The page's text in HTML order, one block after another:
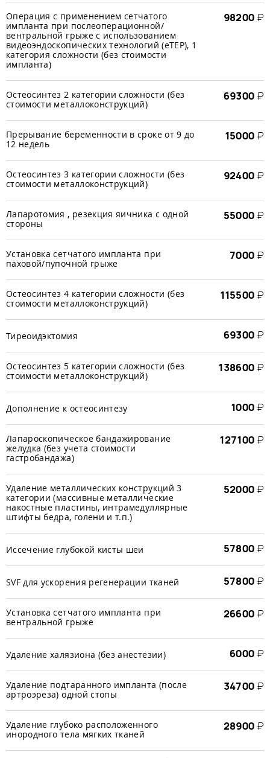
Операция с применением сетчатого
импланта при послеоперационной/
вентральной грыже с использованием
видеоэндоскопических технологий (еТЕР), 1
категория сложности (без стоимости
импланта)
98200 ₽
Остеосинтез 2 категории сложности (без
стоимости металлоконструкций)
69300 ₽
Прерывание беременности в сроке от 9 до
12 недель
15000 ₽
Остеосинтез 3 категории сложности (без
стоимости металлоконструкций)
92400 ₽
Лапаротомия , резекция яичника с одной
стороны
55000 ₽
Установка сетчатого импланта при
паховой/пупочной грыже
7000 ₽
Остеосинтез 4 категории сложности (без
стоимости металлоконструкций)
115500 ₽
Тиреоидэктомия 69300 ₽
Остеосинтез 5 категории сложности (без
стоимости металлоконструкций)
138600 ₽
Дополнение к остеосинтезу 1000 ₽
Лапароскопическое бандажирование
желудка (без учета стоимости
гастробандажа)
127100 ₽
Удаление металлических конструкций 3
категории (массивные металлические
накостные пластины, интрамедуллярные
штифты бедра, голени и т.п.)
52000 ₽
Иссечение глубокой кисты шеи 57800 ₽
SVF для ускорения регенерации тканей 57800 ₽
Установка сетчатого импланта при
вентральной грыже
26600 ₽
Удаление халязиона (без анестезии) 6000 ₽
Удаление подтаранного импланта (после
артроэреза) одной стопы
34700 ₽
Удаление глубоко расположенного
инородного тела мягких тканей
28900 ₽